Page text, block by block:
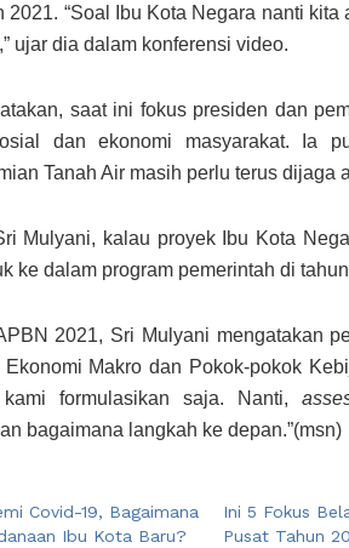
2021. “Soal Ibu Kota Negara nanti
ujar dia dalam konferensi video.
saat ini fokus presiden dan
dan ekonomi masyarakat. Ia
Tanah Air masih perlu terus dijaga
Mulyani, kalau proyek Ibu Kota
ke dalam program pemerintah di
2021, Sri Mulyani mengatakan
Ekonomi Makro dan Pokok-pokok
formulasikan saja. Nanti,
bagaimana langkah ke depan.”(msn)
Covid-19, Bagaimana
Ibu Kota Baru?
Ini 5 Fokus
Pusat Tahun